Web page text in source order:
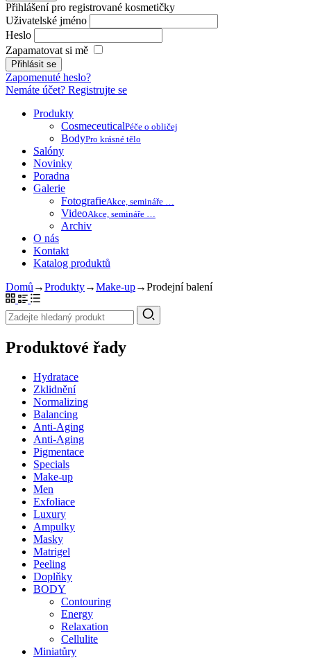
Přihlášení pro registrované kosmetičky
Uživatelské jméno
Heslo
Zapamatovat si mě
Zapomenuté heslo?
Nemáte účet? Registrujte se
Produkty
CosmeceuticalPéče o obličej
BodyPro krásné tělo
Salóny
Novinky
Poradna
Galerie
FotografieAkce, semináře …
VideoAkce, semináře …
Archiv
O nás
Kontakt
Katalog produktů
Domů →Produkty→Make-up→Prodejní balení
Produktové řady
Hydratace
Zklidnění
Normalizing
Balancing
Anti-Aging
Anti-Aging
Pigmentace
Specials
Make-up
Men
Exfoliace
Luxury
Ampulky
Masky
Matrigel
Peeling
Doplňky
BODY
Contouring
Energy
Relaxation
Cellulite
Miniatůry